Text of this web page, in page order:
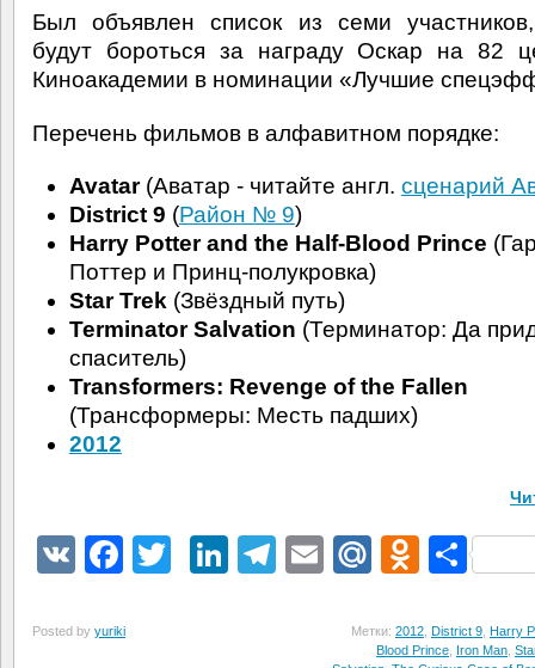
Был объявлен список из семи
будут бороться за награду Оскар на 82
Киноакадемии в номинации «Лучшие
Перечень фильмов в алфавитном порядке:
Avatar(Аватар - читайте англ. сценарий
District 9 (Район № 9)
Harry Potter and the Half-Blood Prince
Поттер и Принц-полукровка)
Star Trek(Звёздный путь)
Terminator Salvation (Терминатор: Да
спаситель)
Transformers: Revenge of the Fallen
(Трансформеры: Месть падших)
2012
VK Facebook
TwitterLinkedIn
Telegram
EmailMail.Ru
Posted by yuriki Метки: 2012 District 9 Harry
Blood Prince Iron Man